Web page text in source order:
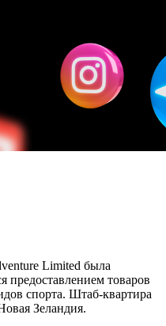
Limited была
предоставлением товаров
спорта. Штаб-квартира
Зеландия.